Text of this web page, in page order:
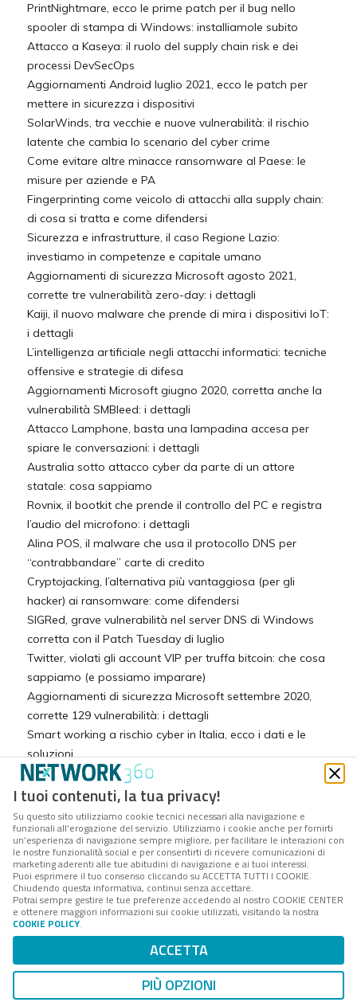
PrintNightmare, ecco le prime patch per il bug nello
spooler di stampa di Windows: installiamole subito
Attacco a Kaseya: il ruolo del supply chain risk e dei
processi DevSecOps
Aggiornamenti Android luglio 2021, ecco le patch per
mettere in sicurezza i dispositivi
SolarWinds, tra vecchie e nuove vulnerabilità: il rischio
latente che cambia lo scenario del cyber crime
Come evitare altre minacce ransomware al Paese: le
misure per aziende e PA
Fingerprinting come veicolo di attacchi alla supply chain:
di cosa si tratta e come difendersi
Sicurezza e infrastrutture, il caso Regione Lazio:
investiamo in competenze e capitale umano
Aggiornamenti di sicurezza Microsoft agosto 2021,
corrette tre vulnerabilità zero-day: i dettagli
Kaiji, il nuovo malware che prende di mira i dispositivi IoT:
i dettagli
L’intelligenza artificiale negli attacchi informatici: tecniche
offensive e strategie di difesa
Aggiornamenti Microsoft giugno 2020, corretta anche la
vulnerabilità SMBleed: i dettagli
Attacco Lamphone, basta una lampadina accesa per
spiare le conversazioni: i dettagli
Australia sotto attacco cyber da parte di un attore
statale: cosa sappiamo
Rovnix, il bootkit che prende il controllo del PC e registra
l’audio del microfono: i dettagli
Alina POS, il malware che usa il protocollo DNS per
“contrabbandare” carte di credito
Cryptojacking, l’alternativa più vantaggiosa (per gli
hacker) ai ransomware: come difendersi
SIGRed, grave vulnerabilità nel server DNS di Windows
corretta con il Patch Tuesday di luglio
Twitter, violati gli account VIP per truffa bitcoin: che cosa
sappiamo (e possiamo imparare)
Aggiornamenti di sicurezza Microsoft settembre 2020,
corrette 129 vulnerabilità: i dettagli
Smart working a rischio cyber in Italia, ecco i dati e le
soluzioni
Maze, il ransomware adesso usa le macchine virtuali per
diffondersi: i dettagli
Finta e-mail del direttore dell'Agenzia delle Entrate, ecco
la truffa per rubare dati
Settaggi di default per Fortigate VPN, 200mila aziende a
rischio: tutti i dettagli
Trojan Glupteba, furto di dati governativi sventato
dall’intelligenza artificiale: quale lezione
HEH, la botnet che sta infettando router e dispositivi IoT:
Aggiornamenti Microsoft ottobre 2020, corretta anche
una criticità nello stack TCP/IP: i dettagli
Kraken, il malware fileless che si nasconde nei servizi di
I tuoi contenuti, la tua privacy!
Su questo sito utilizziamo cookie tecnici necessari alla navigazione e
funzionali all’erogazione del servizio. Utilizziamo i cookie anche per fornirti
un’esperienza di navigazione sempre migliore, per facilitare le interazioni con
le nostre funzionalità social e per consentirti di ricevere comunicazioni di
marketing aderenti alle tue abitudini di navigazione e ai tuoi interessi.
Puoi esprimere il tuo consenso cliccando su ACCETTA TUTTI I COOKIE.
Chiudendo questa informativa, continui senza accettare.
Potrai sempre gestire le tue preferenze accedendo al nostro COOKIE CENTER
e ottenere maggiori informazioni sui cookie utilizzati, visitando la nostra
COOKIE POLICY.
ACCETTA
PIÙ OPZIONI